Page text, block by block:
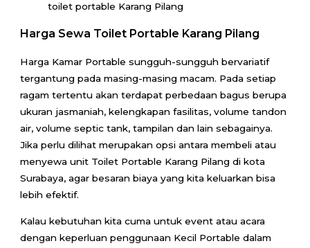
toilet portable Karang Pilang
Harga Sewa Toilet Portable Karang Pilang
Harga Kamar Portable sungguh-sungguh bervariatif
tergantung pada masing-masing macam. Pada setiap
ragam tertentu akan terdapat perbedaan bagus berupa
ukuran jasmaniah, kelengkapan fasilitas, volume tandon
air, volume septic tank, tampilan dan lain sebagainya.
Jika perlu dilihat merupakan opsi antara membeli atau
menyewa unit Toilet Portable Karang Pilang di kota
Surabaya, agar besaran biaya yang kita keluarkan bisa
lebih efektif.
Kalau kebutuhan kita cuma untuk event atau acara
dengan keperluan penggunaan Kecil Portable dalam